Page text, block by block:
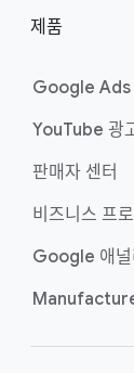
제품
Google Ads
YouTube 광
판매자 센터
비즈니스 프
Google 애널